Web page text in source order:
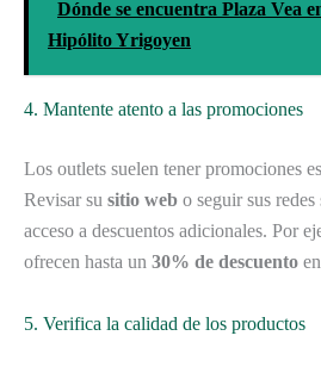
Dónde se encuentra Plaza Vea
Hipólito Yrigoyen
4. Mantente atento a las promociones
Los outlets suelen tener promociones
Revisar su sitio web o seguir sus
acceso a descuentos adicionales. Por
ofrecen hasta un 30% de descuento
5. Verifica la calidad de los productos